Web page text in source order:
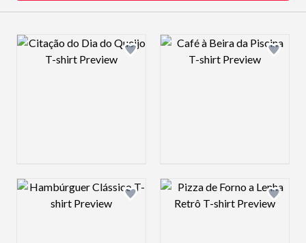
Design preview image Design preview
Design preview image Design preview